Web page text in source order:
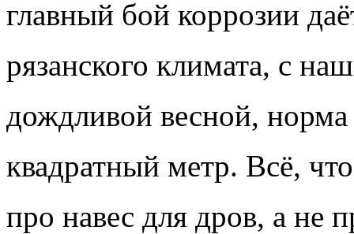
главный бой коррозии
рязанского климата, с
дождливой весной,
квадратный метр. Всё,
про навес для дров, а не